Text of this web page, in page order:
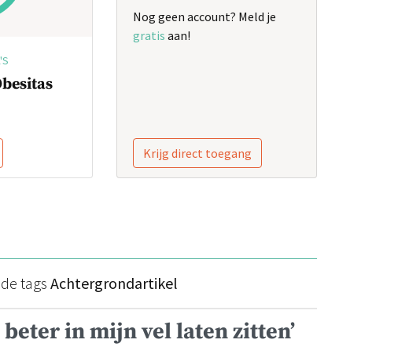
Nog geen account? Meld je
gratis aan!
Krijg direct toegang
tagsAchtergrondartikel
in mijn vel laten zitten’